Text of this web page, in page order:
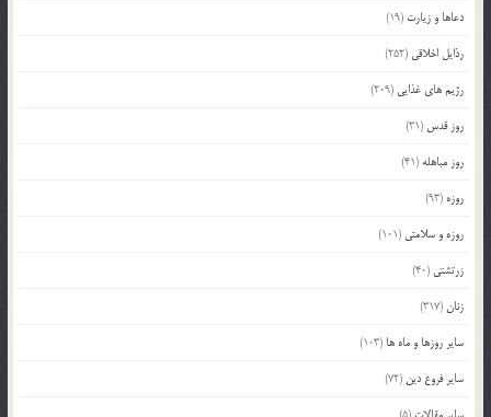
دعاها و زیارت (19)
رذایل اخلاقی (252)
رژیم های غذایی (209)
روز قدس (31)
روز مباهله (41)
روزه (93)
روزه و سلامتی (101)
زرتشتی (40)
زنان(317)
سایر روزها و ماه ها (103)
سایر فروع دین (72)